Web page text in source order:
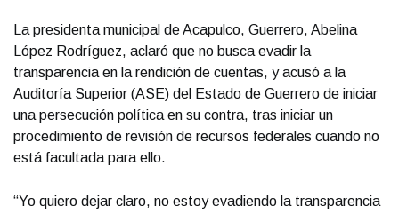
La presidenta municipal de Acapulco, Guerrero, Abelina
López Rodríguez, aclaró que no busca evadir la
transparencia en la rendición de cuentas, y acusó a la
Auditoría Superior (ASE) del Estado de Guerrero de iniciar
una persecución política en su contra, tras iniciar un
procedimiento de revisión de recursos federales cuando no
está facultada para ello.
“Yo quiero dejar claro, no estoy evadiendo la transparencia